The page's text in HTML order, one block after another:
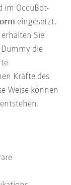
im OccuBot-
eingesetzt.
erhalten Sie
die
Kräfte des
Weise können